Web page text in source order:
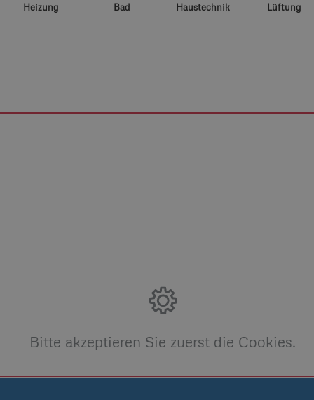
Heizung Bad Haustechnik Lüftung
Bitte akzeptieren Sie zuerst die Cookies.